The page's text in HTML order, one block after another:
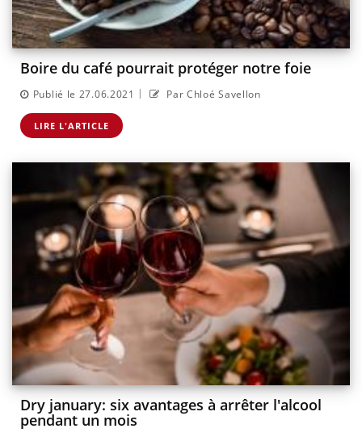
Boire du café pourrait protéger notre foie
Publié le 27.06.2021 | Par Chloé Savellon
LIRE L'ARTICLE
Dry january: six avantages à arrêter l'alcool
pendant un mois